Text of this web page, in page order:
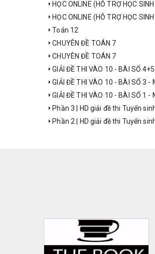
HỌC ONLINE (HỖ TRỢ HỌC
HỌC ONLINE (HỖ TRỢ HỌC
Toán 12
CHUYÊN ĐỀ TOÁN 7
CHUYÊN ĐỀ TOÁN 7
GIẢI ĐỀ THI VÀO 10 - BÀI SỐ
GIẢI ĐỀ THI VÀO 10 - BÀI SỐ 3
GIẢI ĐỀ THI VÀO 10 - BÀI SỐ 1
Phần 3 | HD giải đề thi Tuyển
Phần 2 | HD giải đề thi Tuyển